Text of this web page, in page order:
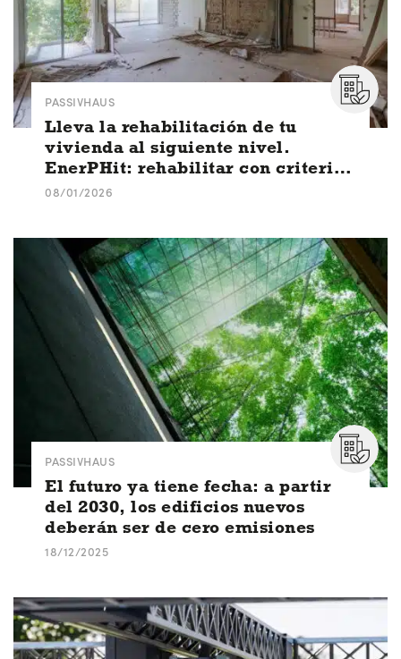
PASSIVHAUS
Lleva la rehabilitación de tu
vivienda al siguiente nivel.
EnerPHit: rehabilitar con criterios
Passivhaus
08/01/2026
PASSIVHAUS
El futuro ya tiene fecha: a partir
del 2030, los edificios nuevos
deberán ser de cero emisiones
18/12/2025